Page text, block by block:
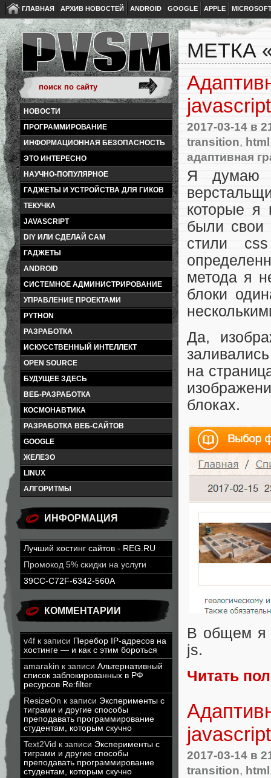
ГЛАВНАЯ АРХИВ НОВОСТЕЙ ANDROID GOOGLE APPLE
НОВОСТИ
ПРОГРАММИРОВАНИЕ
ИНФОРМАЦИОННАЯ БЕЗОПАСНОСТЬ
ЭТО ИНТЕРЕСНО
НАУЧНО-ПОПУЛЯРНОЕ
ГАДЖЕТЫ И УСТРОЙСТВА ДЛЯ ГИКОВ
ТЕКУЧКА
JAVASCRIPT
DIY ИЛИ СДЕЛАЙ САМ
ГАДЖЕТЫ
ANDROID
СИСТЕМНОЕ АДМИНИСТРИРОВАНИЕ
УПРАВЛЕНИЕ ПРОЕКТАМИ
PYTHON
РАЗРАБОТКА
ИСКУССТВЕННЫЙ ИНТЕЛЛЕКТ
OPEN SOURCE
БУДУЩЕЕ ЗДЕСЬ
ВЕБ-РАЗРАБОТКА
КОСМОНАВТИКА
РАЗРАБОТКА ВЕБ-САЙТОВ
GOOGLE
ЖЕЛЕЗО
LINUX
АЛГОРИТМЫ
ИНФОРМАЦИЯ
Лучший хостинг сайтов - REG.RU
Промокод 5% скидки на услуги
39CC-C72F-6342-560A
КОММЕНТАРИИ
v4f к записи Перебор IP-адресов на
хостинге — и как с этим бороться
amarakin к записи Альтернативный
список заблокированных в РФ
ресурсов Re:filter
ResizeOn к записи Эксперименты с
тиграми и другие способы
преподавать программирование
студентам, которым скучно
Text2Vid к записи Эксперименты с
тиграми и другие способы
преподавать программирование
студентам, которым скучно
МЕТКА
javascript
2017-03-14 в
transition, html
адаптивная
Я думаю
которые я
были свои
стили
метода я
блоки
Да,
на
блоках.
В общем я
js.
Читать
javascript
2017-03-14 в
transition, html